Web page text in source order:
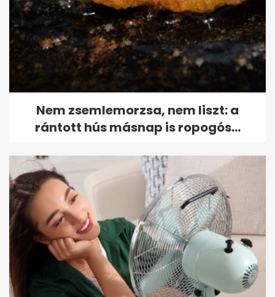
Nem zsemlemorzsa, nem liszt: a
rántott hús másnap is ropogós...